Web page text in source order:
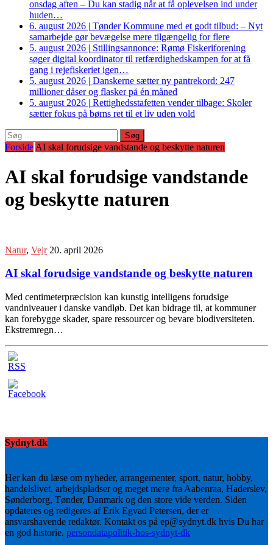
onsdag aften – Du kan stadig når at få oplevelsen ind under
huden…
6. august 2026 | Tønder Kommune med et godt tilbud: – Nyt
samarbejde gør bevægelse mere tilgængelig for flere
5. august 2026 | Stillingsannonce: Rømø Fiskeriforening
søger digital koordinator til retfærdighedskampen for at få
gang i rejefiskeriet igen…
5. august 2026 | Danskerne sætter ny pantrekord: 247
millioner dåser og flasker på én måned
5. august 2026 | Rettighedsstafetten vender tilbage: Skoler
sætter fokus på børns ret til et liv uden vold
Søg
efter:
Forside AI skal forudsige vandstande og beskytte naturen
AI skal forudsige vandstande
og beskytte naturen
Natur, Vejr 20. april 2026
AI skal forudsige vandstande og beskytte naturen
Med centimeterpræcision kan kunstig intelligens forudsige
vandniveauer i danske vandløb. Det kan bidrage til, at kommuner
kan forebygge skader, spare ressourcer og bevare biodiversiteten.
Ekstremregn…
Sydnyt.dk
Her kan du læse om nyheder, arrangementer, sport, natur, hobby,
handelslivet, arbejdspladser og meget mere fra Aabenraa, Haderslev,
Sønderborg, Tønder, Danmark og den store vide verden. Siden
opdateres og redigeres af Erik Egvad Petersen, der er
ansvarshavende redaktør. Kontakt os på ep@sydnyt.dk hvis Du har
en god historie. persondatapolitik-hos-sydnyt-dk